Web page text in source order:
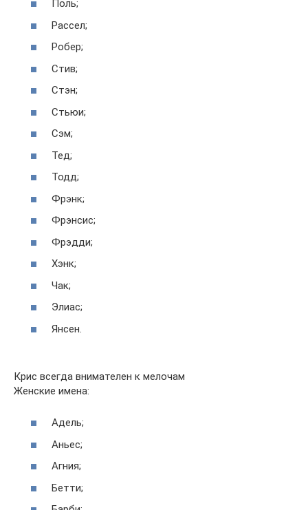
Поль;
Рассел;
Робер;
Стив;
Стэн;
Стьюи;
Сэм;
Тед;
Тодд;
Фрэнк;
Фрэнсис;
Фрэдди;
Хэнк;
Чак;
Элиас;
Янсен.
Крис всегда внимателен к мелочам
Женские имена:
Адель;
Аньес;
Агния;
Бетти;